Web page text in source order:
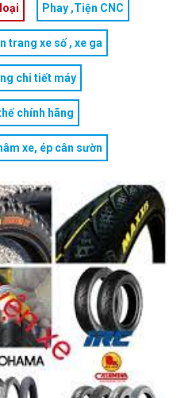
Phay ,Tiện CNC
trang xe số , xe ga
chi tiết máy
chính hãng
xe, ép cân sườn